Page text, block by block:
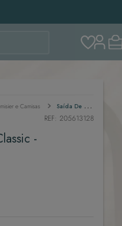
e Camisas Saída De Praia Chemisier Classic - Serena
-
REF: 205613128